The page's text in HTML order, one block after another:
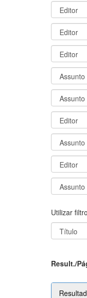
Utilizar
Result./